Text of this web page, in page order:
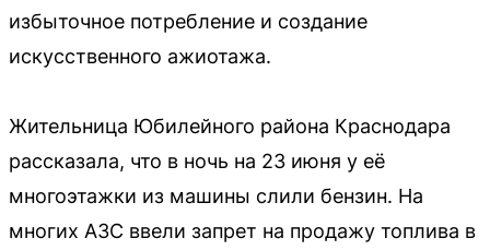
избыточное потребление и создание
искусственного ажиотажа.
Жительница Юбилейного района Краснодара
рассказала, что в ночь на 23 июня у её
многоэтажки из машины слили бензин. На
многих АЗС ввели запрет на продажу топлива в